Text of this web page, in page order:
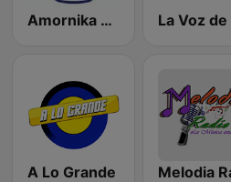
Amornika Radio
A Lo Grande